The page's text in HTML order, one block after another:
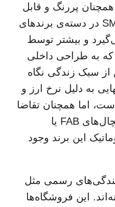
پررنگ و قابل
اتکاست. در ایران، SMEG در دسته‌ی برندهای
و بیشتر توسط
که به طراحی داخلی
سبک زندگی نگاه
به دلیل نرخ ارز و
اما همچنان تقاضا
برای مدل‌هایی چون یخچال‌های FAB یا
این برند وجود
رسمی مثل
این فروشگاه‌ها